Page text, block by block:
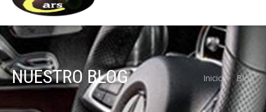
NUESTRO BLOG Inicio Blog